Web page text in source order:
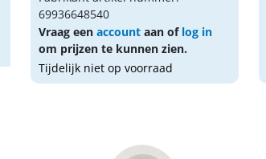
69936648540
Vraag eenaccount aan of log in
om prijzen te kunnen zien.
Tijdelijk niet op voorraad